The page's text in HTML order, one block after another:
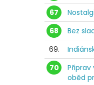
67
68
Bez
69.
70
oběd